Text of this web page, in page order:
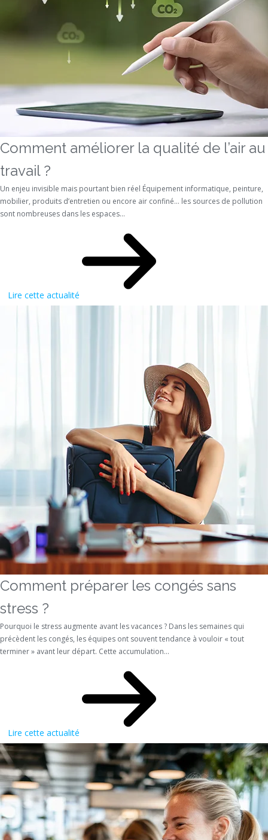
Comment améliorer la qualité de l’air au
travail ?
Un enjeu invisible mais pourtant bien réel Équipement informatique, peinture,
mobilier, produits d’entretien ou encore air confiné… les sources de pollution
sont nombreuses dans les espaces...
Lire cette actualité
Comment préparer les congés sans
stress ?
Pourquoi le stress augmente avant les vacances ? Dans les semaines qui
précèdent les congés, les équipes ont souvent tendance à vouloir « tout
terminer » avant leur départ. Cette accumulation...
Lire cette actualité